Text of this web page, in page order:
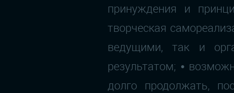
принуждения и
творческая
ведущими, так и
результатом; •
долго продолжать,